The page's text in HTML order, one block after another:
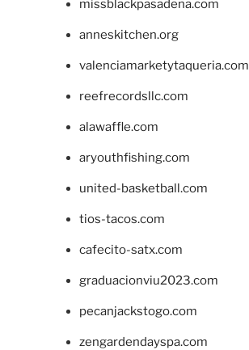
missblackpasadena.com
anneskitchen.org
valenciamarketytaqueria.com
reefrecordsllc.com
alawaffle.com
aryouthfishing.com
united-basketball.com
tios-tacos.com
cafecito-satx.com
graduacionviu2023.com
pecanjackstogo.com
zengardendayspa.com